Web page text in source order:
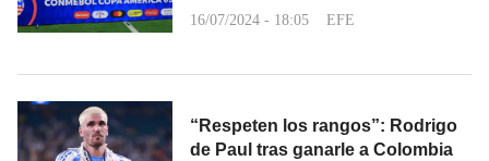
16/07/2024 - 18:05 EFE
“Respeten los rangos”: Rodrigo
de Paul tras ganarle a Colombia